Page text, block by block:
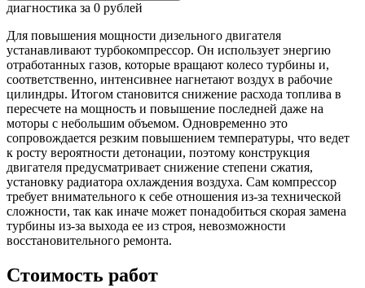
диагностика за 0 рублей
Для повышения мощности дизельного двигателя
устанавливают турбокомпрессор. Он использует энергию
отработанных газов, которые вращают колесо турбины и,
соответственно, интенсивнее нагнетают воздух в рабочие
цилиндры. Итогом становится снижение расхода топлива в
пересчете на мощность и повышение последней даже на
моторы с небольшим объемом. Одновременно это
сопровождается резким повышением температуры, что ведет
к росту вероятности детонации, поэтому конструкция
двигателя предусматривает снижение степени сжатия,
установку радиатора охлаждения воздуха. Сам компрессор
требует внимательного к себе отношения из-за технической
сложности, так как иначе может понадобиться скорая замена
турбины из-за выхода ее из строя, невозможности
восстановительного ремонта.
Стоимость работ